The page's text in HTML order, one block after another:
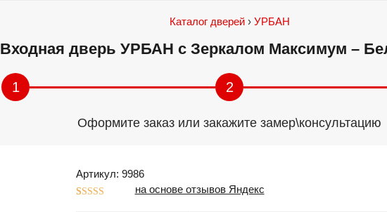
Каталог дверей› УРБАН
Входная дверь УРБАН с Зеркалом Максимум –
1 2
Оформите заказ или закажите замер\консультацию
Артикул: 9986
на основе отзывов Яндекс